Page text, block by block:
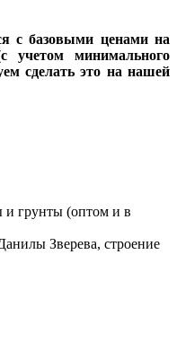
с базовыми ценами на
учетом минимального
сделать это на нашей
и грунты (оптом и в
Зверева, строение